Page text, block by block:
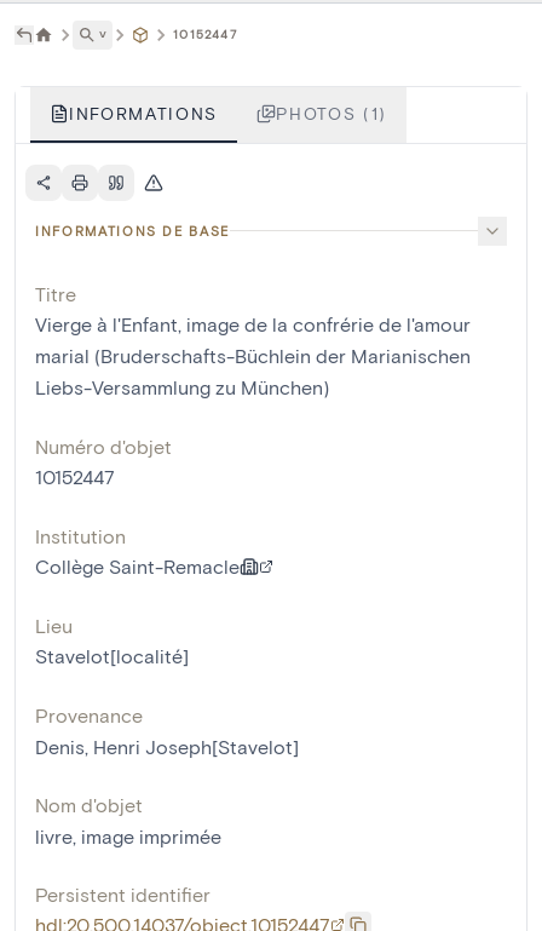
˅ 10152447
INFORMATIONS PHOTOS (1)
INFORMATIONS DE BASE
Titre
Vierge à l'Enfant, image de la confrérie de l'amour
marial (Bruderschafts-Büchlein der Marianischen
Liebs-Versammlung zu München)
Numéro d'objet
10152447
Institution
Collège Saint-Remacle
Lieu
Stavelot[localité]
Provenance
Denis, Henri Joseph[Stavelot]
Nom d'objet
livre image imprimée
Persistent identifier
hdl:20.500.14037/object.10152447